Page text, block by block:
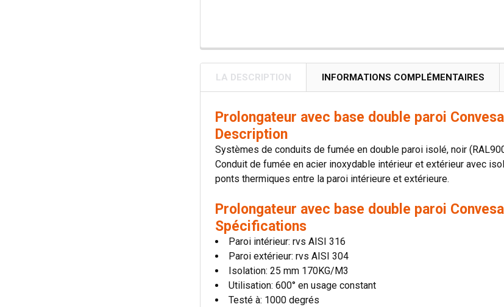
LA DESCRIPTION INFORMATIONS COMPLÉMENTAIRES
Prolongateur avec base double paroi
Description
Systèmes de conduits de fumée en double paroi isolé, noir
Conduit de fumée en acier inoxydable intérieur et extérieur avec
ponts thermiques entre la paroi intérieure et extérieure.
Prolongateur avec base double paroi
Spécifications
Paroi intérieur: rvs AISI 316
Paroi extérieur: rvs AISI 304
Isolation: 25 mm 170KG/M3
Utilisation: 600° en usage constant
Testé à: 1000 degrés